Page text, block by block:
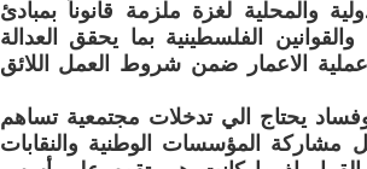
والمحلية لغزة ملزمة قانوناً بمبادئ
الفلسطينية بما يحقق العدالة
الاعمار ضمن شروط العمل اللائق
يحتاج الي تدخلات مجتمعية تساهم
مشاركة المؤسسات الوطنية والنقابات